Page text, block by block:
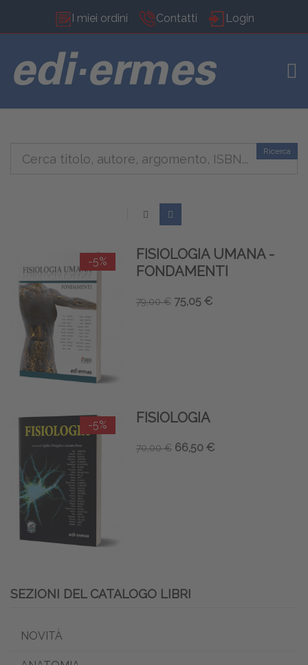
I miei ordini Contatti Login
Ricerca
-5%
FISIOLOGIA UMANA -
FONDAMENTI
79,00 € 75,05 €
-5% FISIOLOGIA
70,00 € 66,50 €
SEZIONI DEL CATALOGO LIBRI
NOVITÀ